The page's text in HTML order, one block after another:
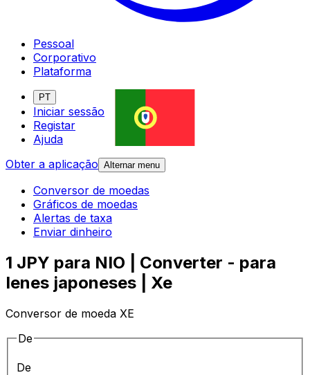
Pessoal
Corporativo
Plataforma
PT
Iniciar sessão
Registar
Ajuda
Obter a aplicação Alternar menu
Conversor de moedas
Gráficos de moedas
Alertas de taxa
Enviar dinheiro
1 JPY para NIO | Converter - para
Ienes japoneses | Xe
Conversor de moeda XE
De
De